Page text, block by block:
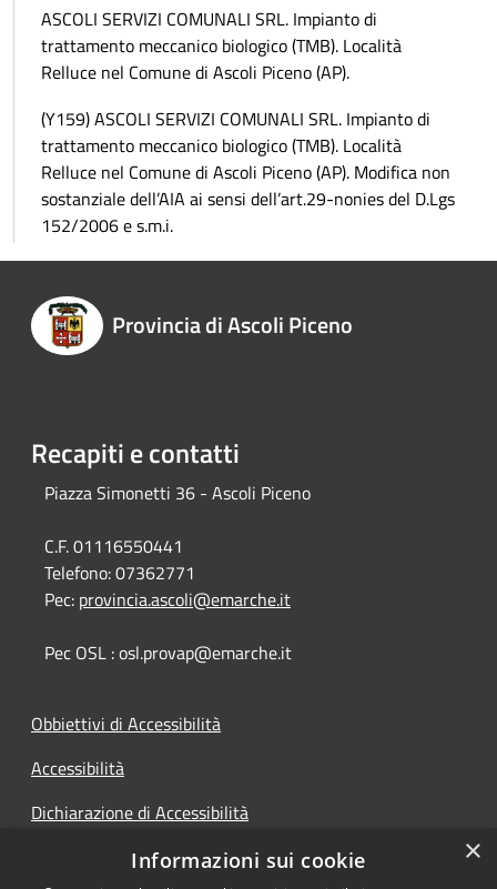
ASCOLI SERVIZI COMUNALI SRL. Impianto di
trattamento meccanico biologico (TMB). Località
Relluce nel Comune di Ascoli Piceno (AP).
(Y159) ASCOLI SERVIZI COMUNALI SRL. Impianto di
trattamento meccanico biologico (TMB). Località
Relluce nel Comune di Ascoli Piceno (AP). Modifica non
sostanziale dell’AIA ai sensi dell’art.29-nonies del D.Lgs
152/2006 e s.m.i.
Provincia di Ascoli Piceno
Recapiti e contatti
Piazza Simonetti 36 - Ascoli Piceno
C.F. 01116550441
Telefono:07362771
Pec: provincia.ascoli@emarche.it
Pec OSL : osl.provap@emarche.it
Obbiettivi di Accessibilità
Accessibilità
Dichiarazione di Accessibilità
Accesso Civico
×
Informazioni sui cookie